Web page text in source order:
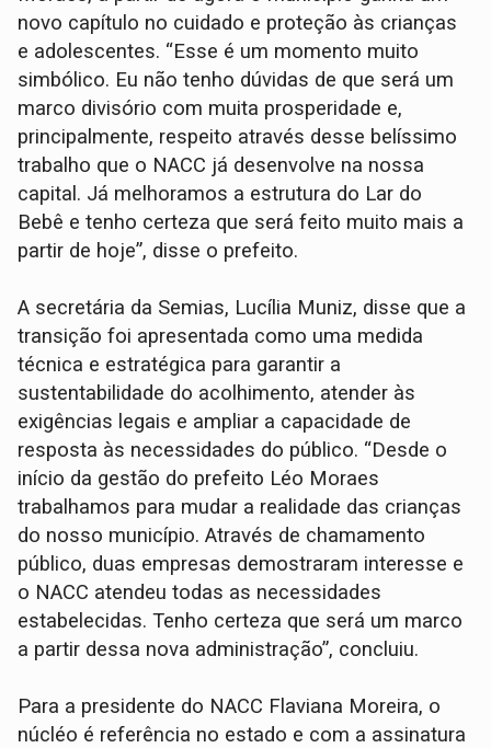
novo capítulo no cuidado e proteção às crianças
e adolescentes. “Esse é um momento muito
simbólico. Eu não tenho dúvidas de que será um
marco divisório com muita prosperidade e,
principalmente, respeito através desse belíssimo
trabalho que o NACC já desenvolve na nossa
capital. Já melhoramos a estrutura do Lar do
Bebê e tenho certeza que será feito muito mais a
partir de hoje”, disse o prefeito.
A secretária da Semias, Lucília Muniz, disse que a
transição foi apresentada como uma medida
técnica e estratégica para garantir a
sustentabilidade do acolhimento, atender às
exigências legais e ampliar a capacidade de
resposta às necessidades do público. “Desde o
início da gestão do prefeito Léo Moraes
trabalhamos para mudar a realidade das crianças
do nosso município. Através de chamamento
público, duas empresas demostraram interesse e
o NACC atendeu todas as necessidades
estabelecidas. Tenho certeza que será um marco
a partir dessa nova administração”, concluiu.
Para a presidente do NACC Flaviana Moreira, o
núcléo é referência no estado e com a assinatura